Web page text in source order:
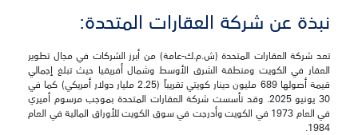
نبذة عن شركة العقارات المتحدة‎:
تعد شركة العقارات المتحدة (ش.م.ك-عامة) من أبرز الشركات في مجال تطوير
العقار في الكويت ومنطقة الشرق الأوسط وشمال أفريقيا حيث تبلغ إجمالي
قيمة أصولها 689 مليون دينار كويتي تقريباً (2.25 مليار دولار أمريكي) كما في
30 يونيو 2025. وقد تأسست شركة العقارات المتحدة بموجب مرسوم أميري
في العام 1973 في الكويت وأدرجت في سوق الكويت للأوراق المالية في العام
1984.